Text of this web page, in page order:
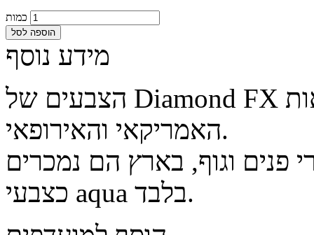
כמות
הוספה לסל
מידע נוסף
הצבעים של Diamond FX היפואלרגניים ומאושרי משרד הבריאות
האמריקאי והאירופאי.
פנים וגוף, בארץ הם נמכרים
כצבעי aqua בלבד.